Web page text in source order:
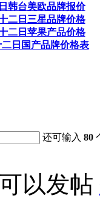
韩台美欧品牌报价
二日三星品牌价格
二日苹果产品价格
二日国产品牌价格表
还可输入80
以发帖